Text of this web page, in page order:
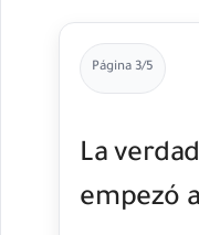
Página 3/5
La
empezó